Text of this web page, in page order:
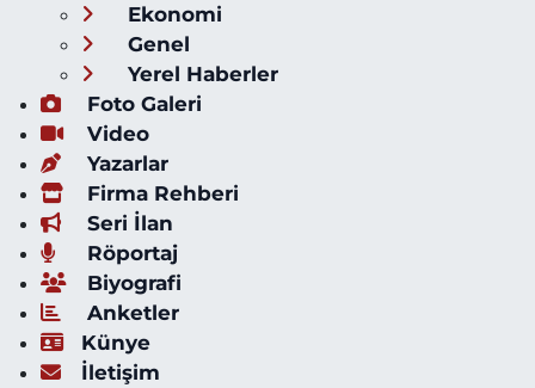
Ekonomi
Genel
Yerel Haberler
Foto Galeri
Video
Yazarlar
Firma Rehberi
Seri İlan
Röportaj
Biyografi
Anketler
Künye
İletişim